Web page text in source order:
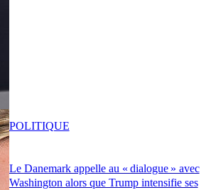
Le Danemark appelle au « dialogue » avec
Washington alors que Trump intensifie ses
POLITIQUE